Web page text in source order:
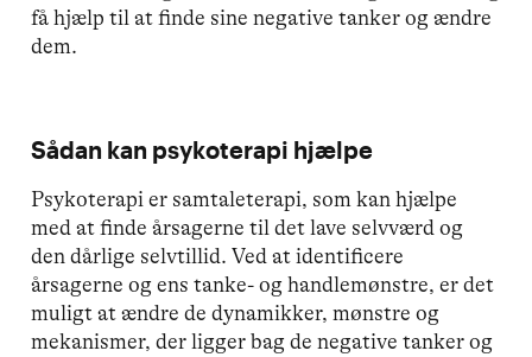
få hjælp til at finde sine negative tanker og ændre
dem.
Sådan kan psykoterapi hjælpe
Psykoterapi er samtaleterapi, som kan hjælpe
med at finde årsagerne til det lave selvværd og
den dårlige selvtillid. Ved at identificere
årsagerne og ens tanke- og handlemønstre, er det
muligt at ændre de dynamikker, mønstre og
mekanismer, der ligger bag de negative tanker og